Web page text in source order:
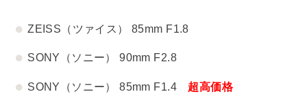
ZEISS（ツァイス） 85mm F1.8
SONY（ソニー） 90mm F2.8
SONY（ソニー） 85mm F1.4 超高価格